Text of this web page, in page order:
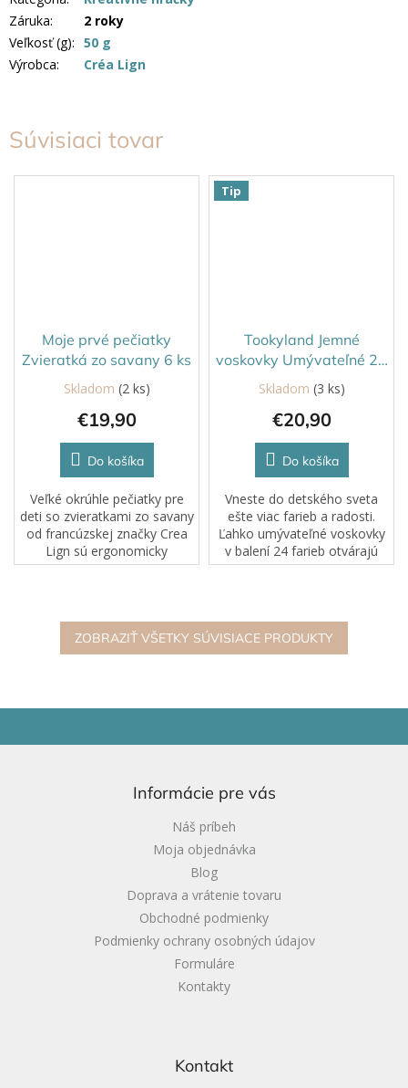
Súvisiaci tovar
Moje prvé pečiatky
Zvieratká zo savany 6 ks
Skladom (2 ks)
€19,90
Do košíka
Veľké okrúhle pečiatky pre
deti so zvieratkami zo savany
od francúzskej značky Crea
Lign sú ergonomicky
tvarované. Dobre sa držia
mesiacov. V...
Tip
Tookyland Jemné
voskovky Umývateľné 24
Skladom (3 ks)
€20,90
Do košíka
Vneste do detského sveta
ešte viac farieb a radosti.
Ľahko umývateľné voskovky
v balení 24 farieb otvárajú
dvere k neobmedzenej
telo. Bez...
ZOBRAZIŤ VŠETKY SÚVISIACE PRODUKTY
Záruka:
2 roky
Veľkosť (g): 50 g
Výrobca: Créa Lign
Informácie pre vás
Náš príbeh
Moja objednávka
Blog
Doprava a vrátenie tovaru
Obchodné podmienky
Podmienky ochrany osobných údajov
Formuláre
Kontakty
Kontakt